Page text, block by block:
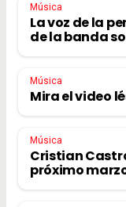
Música
La voz de la
de la banda
Música
Mira el video
Música
Cristian
próximo